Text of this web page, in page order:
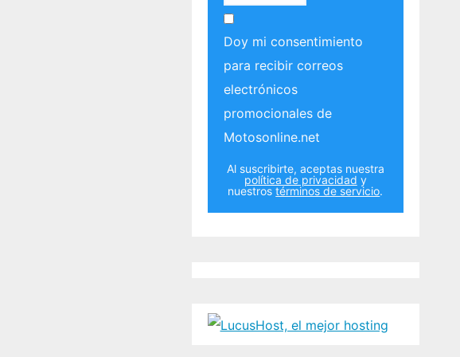
Doy mi consentimiento
para recibir correos
electrónicos
promocionales de
Motosonline.net
Al suscribirte, aceptas nuestra
política de privacidad y
nuestrostérminos de servicio.